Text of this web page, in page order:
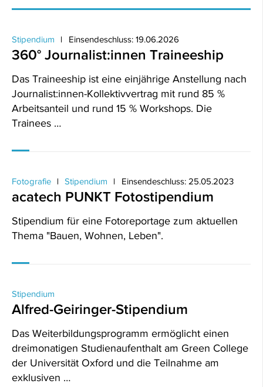
Stipendium Einsendeschluss: 19.06.2026
360° Journalist:innen Traineeship
Das Traineeship ist eine einjährige Anstellung nach
Journalist:innen-Kollektivvertrag mit rund 85 %
Arbeitsanteil und rund 15 % Workshops. Die
Trainees …
Fotografie Stipendium Einsendeschluss: 25.05.2023
acatech PUNKT Fotostipendium
Stipendium für eine Fotoreportage zum aktuellen
Thema "Bauen, Wohnen, Leben".
Stipendium
Alfred-Geiringer-Stipendium
Das Weiterbildungsprogramm ermöglicht einen
dreimonatigen Studienaufenthalt am Green College
der Universität Oxford und die Teilnahme am
exklusiven …